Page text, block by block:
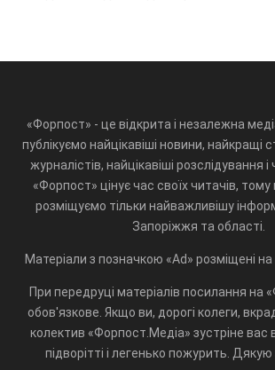
«Форпост» - це відкрита і незалежна
публікуємо найцікавіші новини, найкращі
журналістів, найцікавіші розслідування і
«Форпост» цінує час своїх читачів, тому
розміщуємо тільки найважливішу
Запоріжжя та області.
Матеріали з позначкою «Ad» розміщені
При передруці матеріалів посилання на
обов'язкове. Якщо ви, дорогі колеги,
колектив «Форпост.Медіа» зустріне вас
підворітті і легенько пожурить. Дякую